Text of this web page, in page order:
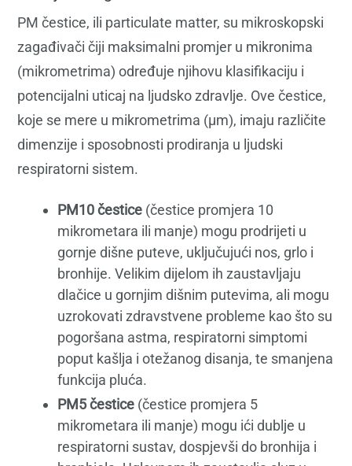
PM čestice, ili particulate matter, su mikroskopski
zagađivači čiji maksimalni promjer u mikronima
(mikrometrima) određuje njihovu klasifikaciju i
potencijalni uticaj na ljudsko zdravlje. Ove čestice,
koje se mere u mikrometrima (μm), imaju različite
dimenzije i sposobnosti prodiranja u ljudski
respiratorni sistem.
PM10 čestice (čestice promjera 10
mikrometara ili manje) mogu prodrijeti u
gornje dišne puteve, uključujući nos, grlo i
bronhije. Velikim dijelom ih zaustavljaju
dlačice u gornjim dišnim putevima, ali mogu
uzrokovati zdravstvene probleme kao što su
pogoršana astma, respiratorni simptomi
poput kašlja i otežanog disanja, te smanjena
funkcija pluća.
PM5 čestice (čestice promjera 5
mikrometara ili manje) mogu ići dublje u
respiratorni sustav, dospjevši do bronhija i